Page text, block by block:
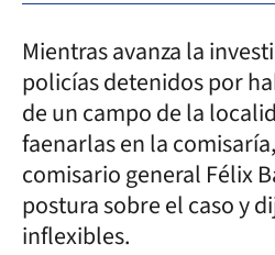
Mientras avanza la
policías detenidos por
de un campo de la
faenarlas en la
comisario general Félix
postura sobre el caso y
inflexibles.